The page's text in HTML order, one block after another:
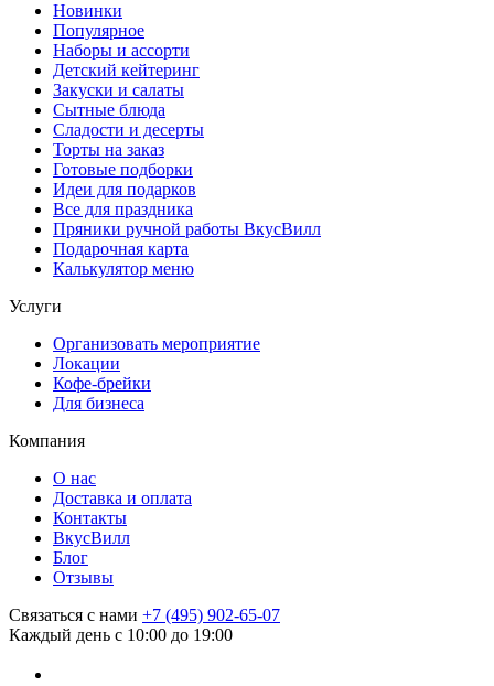
Новинки
Популярное
Наборы и ассорти
Детский кейтеринг
Закуски и салаты
Сытные блюда
Сладости и десерты
Торты на заказ
Готовые подборки
Идеи для подарков
Все для праздника
Пряники ручной работы ВкусВилл
Подарочная карта
Калькулятор меню
Услуги
Организовать мероприятие
Локации
Кофе-брейки
Для бизнеса
Компания
О нас
Доставка и оплата
Контакты
ВкусВилл
Блог
Отзывы
Связаться с нами +7 (495) 902-65-07
Каждый день с 10:00 до 19:00